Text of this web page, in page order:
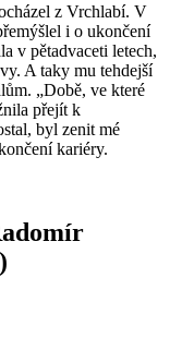
z Vrchlabí. V
i o ukončení
v pětadvaceti letech,
A taky mu tehdejší
„Době, ve které
přejít k
byl zenit mé
kariéry.